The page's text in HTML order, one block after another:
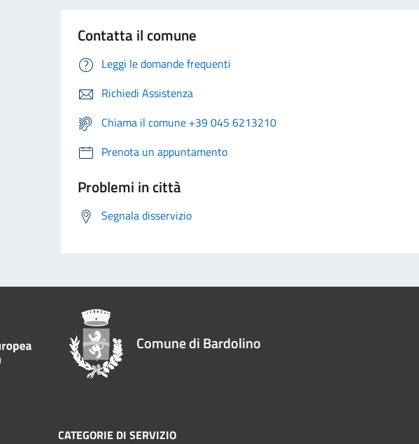
Contatta il comune
Leggi le domande frequenti
Richiedi Assistenza
Chiama il comune +39 045 6213210
Prenota un appuntamento
Problemi in città
Segnala disservizio
Comune di Bardolino
CATEGORIE DI SERVIZIO